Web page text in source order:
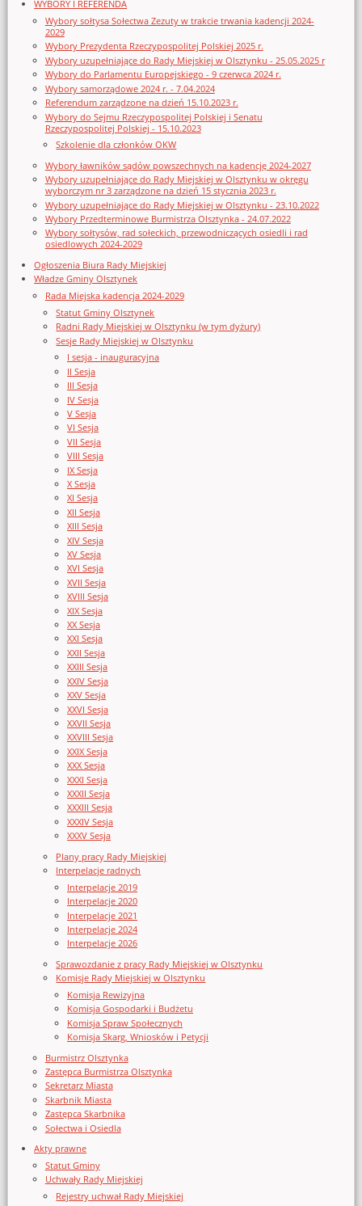
WYBORY I REFERENDA
Wybory sołtysa Sołectwa Zezuty w trakcie trwania kadencji 2024-
2029
Wybory Prezydenta Rzeczypospolitej Polskiej 2025 r.
Wybory uzupełniające do Rady Miejskiej w Olsztynku - 25.05.2025 r
Wybory do Parlamentu Europejskiego - 9 czerwca 2024 r.
Wybory samorządowe 2024 r. - 7.04.2024
Referendum zarządzone na dzień 15.10.2023 r.
Wybory do Sejmu Rzeczypospolitej Polskiej i Senatu
Rzeczypospolitej Polskiej - 15.10.2023
Szkolenie dla członków OKW
Wybory ławników sądów powszechnych na kadencję 2024-2027
Wybory uzupełniające do Rady Miejskiej w Olsztynku w okręgu
wyborczym nr 3 zarządzone na dzień 15 stycznia 2023 r.
Wybory uzupełniające do Rady Miejskiej w Olsztynku - 23.10.2022
Wybory Przedterminowe Burmistrza Olsztynka - 24.07.2022
Wybory sołtysów, rad sołeckich, przewodniczących osiedli i rad
osiedlowych 2024-2029
Ogłoszenia Biura Rady Miejskiej
Władze Gminy Olsztynek
Rada Miejska kadencja 2024-2029
Statut Gminy Olsztynek
Radni Rady Miejskiej w Olsztynku (w tym dyżury)
Sesje Rady Miejskiej w Olsztynku
I sesja - inauguracyjna
II Sesja
III Sesja
IV Sesja
V Sesja
VI Sesja
VII Sesja
VIII Sesja
IX Sesja
X Sesja
XI Sesja
XII Sesja
XIII Sesja
XIV Sesja
XV Sesja
XVI Sesja
XVII Sesja
XVIII Sesja
XIX Sesja
XX Sesja
XXI Sesja
XXII Sesja
XXIII Sesja
XXIV Sesja
XXV Sesja
XXVI Sesja
XXVII Sesja
XXVIII Sesja
XXIX Sesja
XXX Sesja
XXXI Sesja
XXXII Sesja
XXXIII Sesja
XXXIV Sesja
XXXV Sesja
Plany pracy Rady Miejskiej
Interpelacje radnych
Interpelacje 2019
Interpelacje 2020
Interpelacje 2021
Interpelacje 2024
Interpelacje 2026
Sprawozdanie z pracy Rady Miejskiej w Olsztynku
Komisje Rady Miejskiej w Olsztynku
Komisja Rewizyjna
Komisja Gospodarki i Budżetu
Komisja Spraw Społecznych
Komisja Skarg, Wniosków i Petycji
Burmistrz Olsztynka
Zastępca Burmistrza Olsztynka
Sekretarz Miasta
Skarbnik Miasta
Zastępca Skarbnika
Sołectwa i Osiedla
Akty prawne
Statut Gminy
Uchwały Rady Miejskiej
Rejestry uchwał Rady Miejskiej